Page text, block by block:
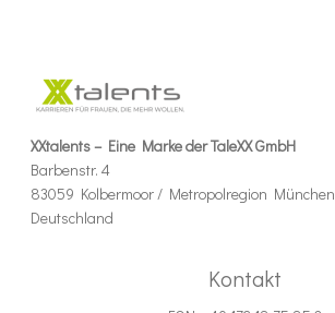
XXtalents – Eine Marke der TaleXX GmbH
Barbenstr. 4
83059 Kolbermoor / Metropolregion München
Deutschland
Kontakt